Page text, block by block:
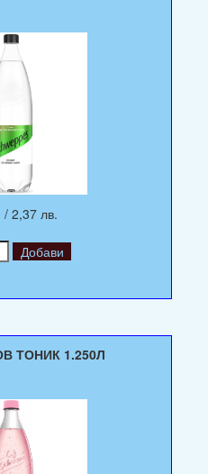
/ 2,37 лв.
ТОНИК 1.250Л